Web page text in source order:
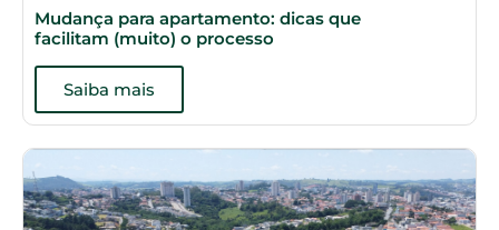
Mudança para apartamento: dicas que
facilitam (muito) o processo
Saiba mais